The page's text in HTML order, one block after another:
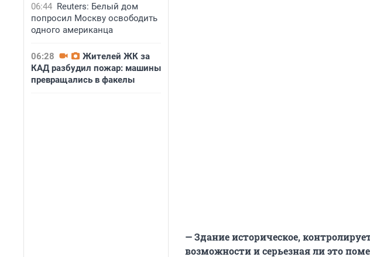
06:44 Reuters: Белый дом
попросил Москву освободить
одного американца
06:28
Жителей ЖК за
КАД разбудил пожар: машины
превращались в факелы
— Здание историческое,
возможности и серьезная ли это